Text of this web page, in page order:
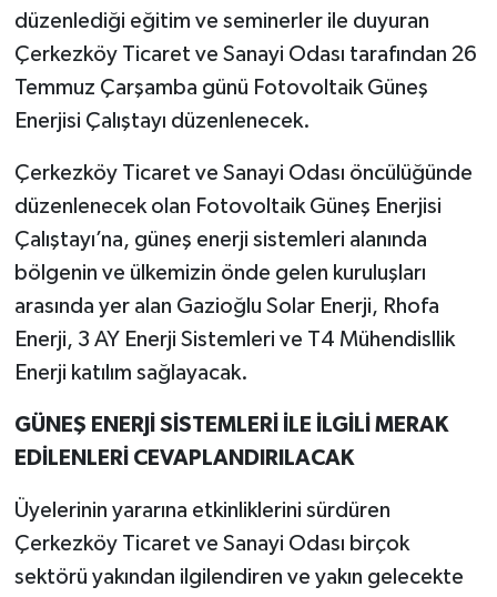
düzenlediği eğitim ve seminerler ile duyuran
Çerkezköy Ticaret ve Sanayi Odası tarafından 26
Temmuz Çarşamba günü Fotovoltaik Güneş
Enerjisi Çalıştayı düzenlenecek.
Çerkezköy Ticaret ve Sanayi Odası öncülüğünde
düzenlenecek olan Fotovoltaik Güneş Enerjisi
Çalıştayı’na, güneş enerji sistemleri alanında
bölgenin ve ülkemizin önde gelen kuruluşları
arasında yer alan Gazioğlu Solar Enerji, Rhofa
Enerji, 3 AY Enerji Sistemleri ve T4 Mühendisllik
Enerji katılım sağlayacak.
GÜNEŞ ENERJİ SİSTEMLERİ İLE İLGİLİ MERAK
EDİLENLERİ CEVAPLANDIRILACAK
Üyelerinin yararına etkinliklerini sürdüren
Çerkezköy Ticaret ve Sanayi Odası birçok
sektörü yakından ilgilendiren ve yakın gelecekte